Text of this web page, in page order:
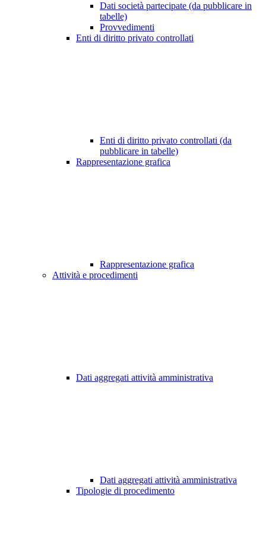
Dati società partecipate (da pubblicare in
tabelle)
Provvedimenti
Enti di diritto privato controllati
Enti di diritto privato controllati (da
pubblicare in tabelle)
Rappresentazione grafica
Rappresentazione grafica
Attività e procedimenti
Dati aggregati attività amministrativa
Dati aggregati attività amministrativa
Tipologie di procedimento